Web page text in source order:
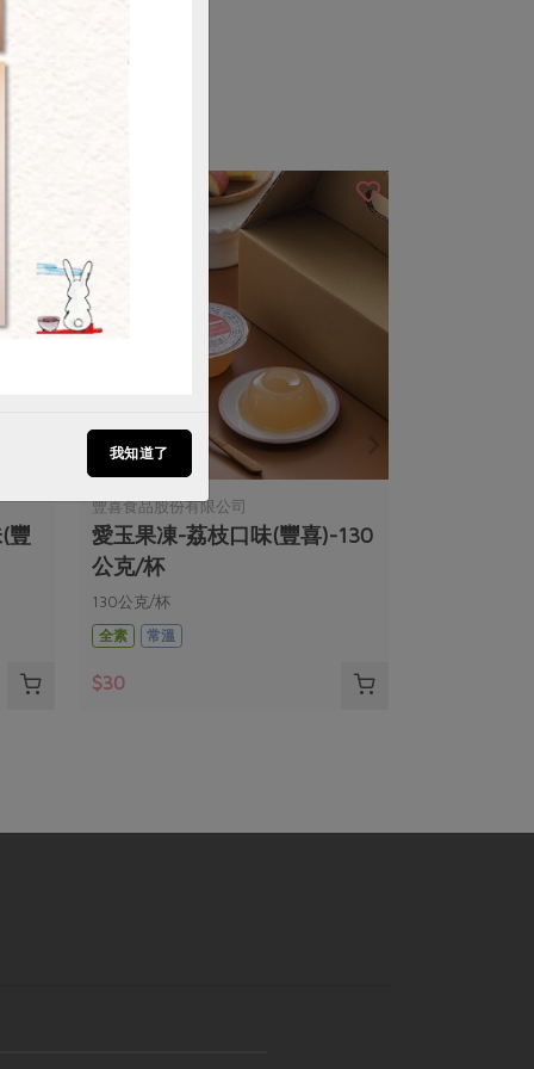
豐
豐喜食品股份有限公司
愛玉果凍-荔枝口味(豐喜)-130
公克/杯
130公克/杯
全素
常溫
$30
我知道了